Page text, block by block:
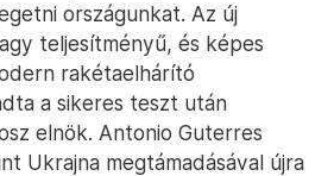
országunkat. Az új
teljesítményű, és képes
rakétaelhárító
a sikeres teszt után
elnök. Antonio Guterres
Ukrajna megtámadásával újra